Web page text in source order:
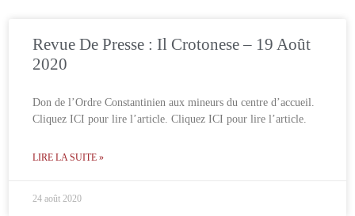
Revue De Presse : Il Crotonese – 19 Août
2020
Don de l’Ordre Constantinien aux mineurs du centre d’accueil.
Cliquez ICI pour lire l’article. Cliquez ICI pour lire l’article.
LIRE LA SUITE »
24 août 2020